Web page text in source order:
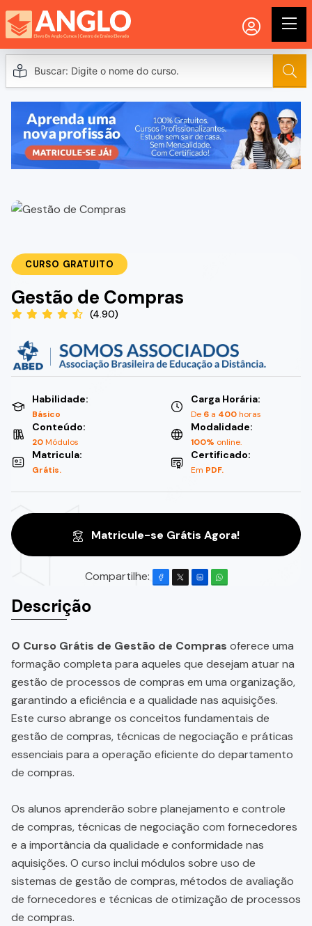
CURSO GRATUITO
Gestão de Compras
(4.90)
Habilidade:
Básico
Carga Horária:
De 6 a 400horas
Conteúdo:
20Módulos
Modalidade:
100% online.
Matricula:
Grátis.
Certificado:
Em PDF.
Matricule-se Grátis Agora!
Compartilhe:
Descrição
O Curso Grátis de Gestão de Compras oferece uma
formação completa para aqueles que desejam atuar na
gestão de processos de compras em uma organização,
garantindo a eficiência e a qualidade nas aquisições.
Este curso abrange os conceitos fundamentais de
gestão de compras, técnicas de negociação e práticas
essenciais para a operação eficiente do departamento
de compras.
Os alunos aprenderão sobre planejamento e controle
de compras, técnicas de negociação com fornecedores
e a importância da qualidade e conformidade nas
aquisições. O curso inclui módulos sobre uso de
sistemas de gestão de compras, métodos de avaliação
de fornecedores e técnicas de otimização de processos
de compras.